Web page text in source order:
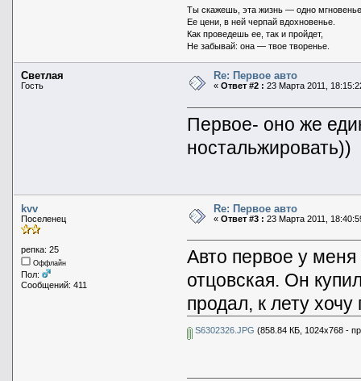
Ты скажешь, эта жизнь — одно
Ее цени, в ней черпай вдохновенье.
Как проведешь ее, так и пройдет,
Не забывай: она — твое творенье.
Светлая
Гость
Re: Первое авто
« Ответ #2 : 23 Марта 2011,
Первое- оно же
ностальжировать))
kvv
Поселенец
репка: 25
Оффлайн
Пол:
Сообщений: 411
Re: Первое авто
« Ответ #3 : 23 Марта 2011,
Авто первое у
отцовская. Он
продал, к лету
S6302326.JPG (858.84 КБ, 1024x768 -